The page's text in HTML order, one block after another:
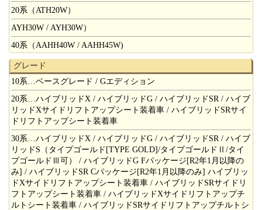
20系（ATH20W）
AYH30W / AYH30W）
40系（AAHH40W / AAHH45W)
グレード
10系…ベースグレード / Gエディション
20系…ハイブリッドX / ハイブリッドG / ハイブリッドSR / ハイブ
リッドXサイドリフトアップシート装着車 / ハイブリッドSRサイ
ドリフトアップシート装着車
30系…ハイブリッドX / ハイブリッドG / ハイブリッドSR / ハイブ
リッドS（タイプゴールド[TYPE GOLD]/タイプゴールドⅡ/タイ
プゴールドⅢ可） / ハイブリッドG Fパッケージ[R2年1月以降の
み] / ハイブリッドSR Cパッケージ[R2年1月以降のみ] ハイブリッ
ドXサイドリフトアップシート装着車 / ハイブリッドSRサイドリ
フトアップシート装着車 / ハイブリッドXサイドリフトアップチ
ルトシート装着車 / ハイブリッドSRサイドリフトアップチルトシ